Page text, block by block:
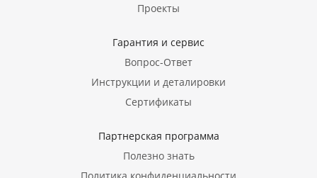
Проекты
Гарантия и сервис
Вопрос-Ответ
Инструкции и деталировки
Сертификаты
Партнерская программа
Полезно знать